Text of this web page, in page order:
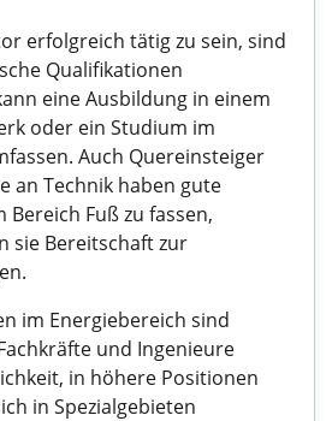
erfolgreich tätig zu sein, sind
Qualifikationen
eine Ausbildung in einem
oder ein Studium im
Auch Quereinsteiger
an Technik haben gute
Bereich Fuß zu fassen,
sie Bereitschaft zur
im Energiebereich sind
und Ingenieure
in höhere Positionen
in Spezialgebieten